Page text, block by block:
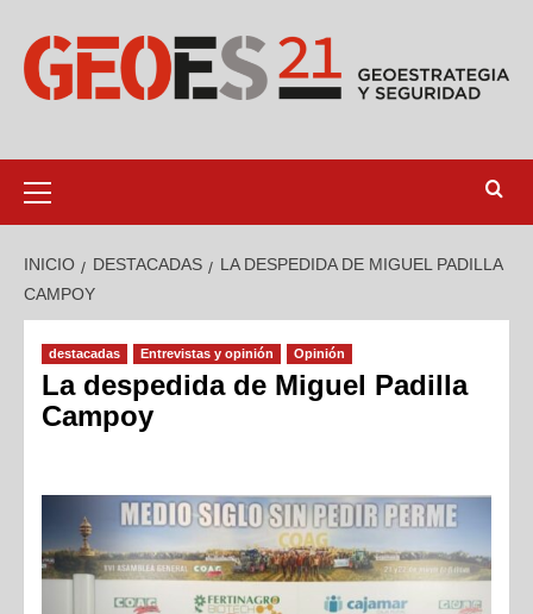
INICIO DESTACADAS
LA DESPEDIDA DE MIGUEL PADILLA
CAMPOY
destacadas Entrevistas y opinión Opinión
La despedida de Miguel Padilla
Campoy